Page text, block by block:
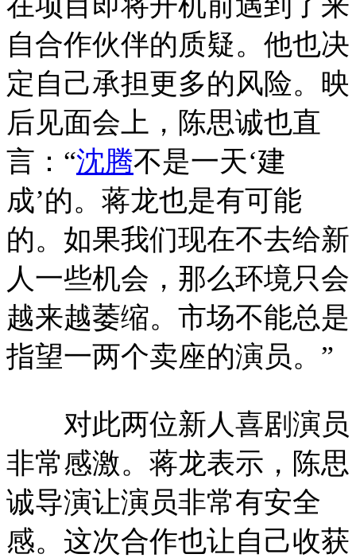
自合作伙伴的质疑。他也决
定自己承担更多的风险。映
后见面会上，陈思诚也直
言：“沈腾不是一天‘建
成’的。蒋龙也是有可能
的。如果我们现在不去给新
人一些机会，那么环境只会
越来越萎缩。市场不能总是
指望一两个卖座的演员。”
对此两位新人喜剧演员
非常感激。蒋龙表示，陈思
诚导演让演员非常有安全
感。这次合作也让自己收获